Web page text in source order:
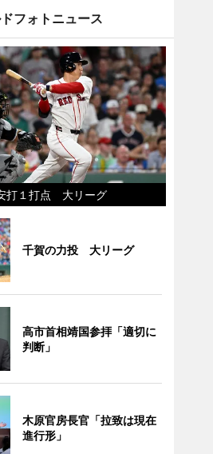
フォトニュース
打１打点 大リーグ
千賀の力投 大リーグ
高市首相靖国参拝「適切に
判断」
木原官房長官「拉致は現在
進行形」